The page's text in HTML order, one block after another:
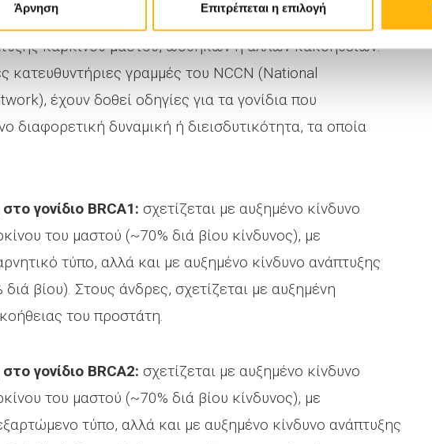
Άρνηση Επιτρέπεται η επιλογή
πάντα με τον γενετιστή, είναι η σωστή
καρκίνου μαστού, ωοθηκών ή άλλων κακοηθειών.
κατευθυντήριες γραμμές του NCCN (National
έχουν δοθεί οδηγίες για τα γονίδια που
διαφορετική δυναμική ή διεισδυτικότητα, τα οποία
γονίδιο BRCA1: σχετίζεται με αυξημένο κίνδυνο
του μαστού (~70% διά βίου κίνδυνος), με
τύπο, αλλά και με αυξημένο κίνδυνο ανάπτυξης
βίου). Στους άνδρες, σχετίζεται με αυξημένη
του προστάτη.
γονίδιο BRCA2: σχετίζεται με αυξημένο κίνδυνο
του μαστού (~70% διά βίου κίνδυνος), με
τύπο, αλλά και με αυξημένο κίνδυνο ανάπτυξης